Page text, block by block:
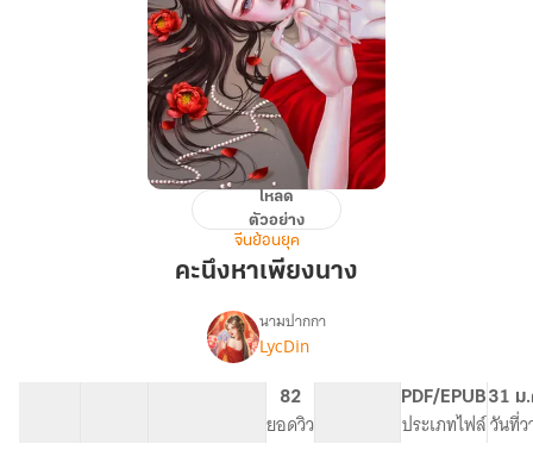
คะนึง
เพียง
โหลด
ตัวอย่าง
จีนย้อนยุค
คะนึงหาเพียงนาง
เรื่อง
หา
เพียง
นาง
นามปากกา
LycDin
82
ยอดวิว
PDF/EPUB
ประเภทไฟล์
31 ม
วันที่ว